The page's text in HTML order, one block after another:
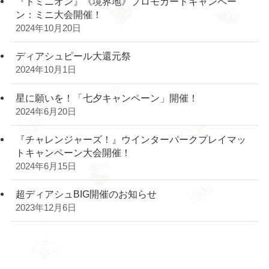
ン：ミニ大会開催！
2024年10月20日
ディアシュピール大還元祭
2024年10月1日
星に願いを！「七夕キャンペーン」開催！
2024年6月20日
『チャレンジャーズ！』ウインターパークプレイマッ
トキャンペーン大会開催！
2024年6月15日
超ディアシュBIG開催のお知らせ
2023年12月6日